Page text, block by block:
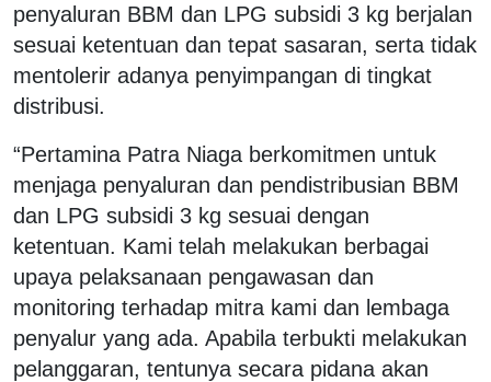
penyaluran BBM dan LPG subsidi 3 kg berjalan
sesuai ketentuan dan tepat sasaran, serta tidak
mentolerir adanya penyimpangan di tingkat
distribusi.
“Pertamina Patra Niaga berkomitmen untuk
menjaga penyaluran dan pendistribusian BBM
dan LPG subsidi 3 kg sesuai dengan
ketentuan. Kami telah melakukan berbagai
upaya pelaksanaan pengawasan dan
monitoring terhadap mitra kami dan lembaga
penyalur yang ada. Apabila terbukti melakukan
pelanggaran, tentunya secara pidana akan